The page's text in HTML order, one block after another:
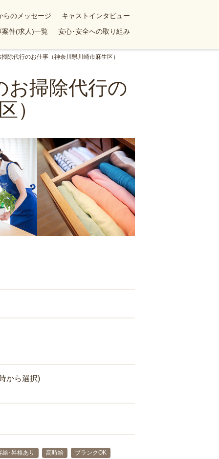
らのメッセージ
キャストインタビュー
案件(求人)一覧 安心･安全への取り組み
除代行のお仕事（神奈川県川崎市麻生区）
お掃除代行の
）
から選択)
給･昇格あり 高時給
ブランクOK